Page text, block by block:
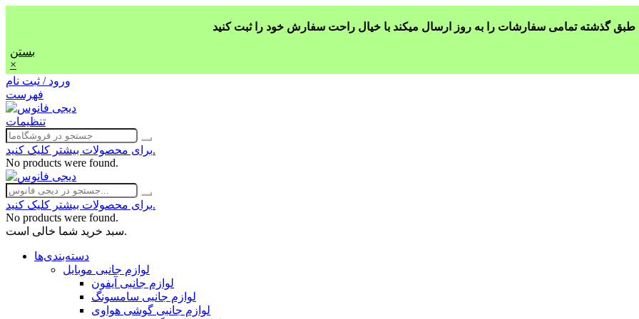
بستن
×
ورود / ثبت نام
فهرست
تنظیمات
برای محصولات بیشتر کلیک کنید.
No products were found.
برای محصولات بیشتر کلیک کنید.
No products were found.
سبد خرید شما خالی است.
دسته‌بندی‌ها
لوازم جانبی موبایل
لوازم جانبی آیفون
لوازم جانبی سامسونگ
لوازم جانبی گوشی هواوی